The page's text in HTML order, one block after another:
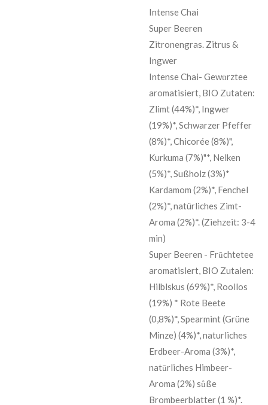
Intense Chai
Super Beeren
Zitronengras. Zitrus &
Ingwer
Intense Chai- Gewūrztee
aromatisiert, BIO Zutaten:
Zlimt (44%)*, Ingwer
(19%)*, Schwarzer Pfeffer
(8%)*, Chicorée (8%)",
Kurkuma (7%)"*, Nelken
(5%)*, Sußholz (3%)*
Kardamom (2%)*, Fenchel
(2%)*, natürliches Zimt-
Aroma (2%)*. (Ziehzeit: 3-4
min)
Super Beeren - Frũchtetee
aromatislert, BIO Zutalen:
Hilblskus (69%)*, Roollos
(19%) * Rote Beete
(0,8%)*, Spearmint (Grüne
Minze) (4%)*, naturliches
Erdbeer-Aroma (3%)*,
natūrliches Himbeer-
Aroma (2%) sůße
Brombeerblatter (1 %)*.